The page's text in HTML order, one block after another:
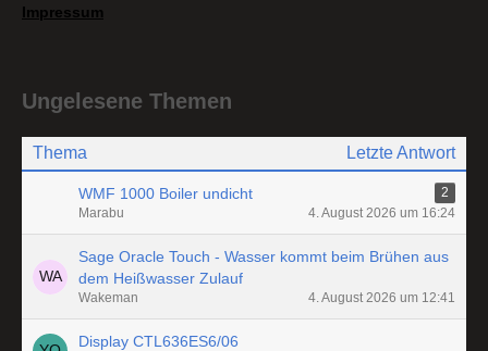
Impressum
Ungelesene Themen
Thema Letzte Antwort
WMF 1000 Boiler undicht
2
Marabu
4. August 2026 um 16:24
Sage Oracle Touch - Wasser kommt beim Brühen aus
dem Heißwasser Zulauf
Wakeman 4. August 2026 um 12:41
Display CTL636ES6/06